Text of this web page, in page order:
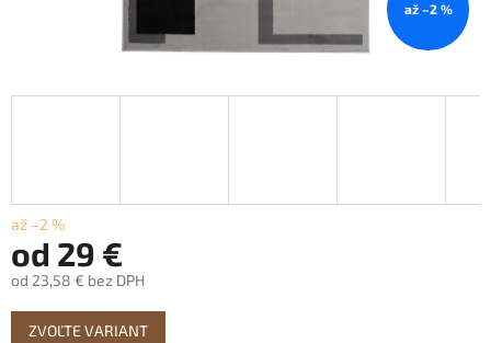
až –2 %
až –2 %
od 29 €
od 23,58 € bez DPH
Jednotková
cena:
ZVOĽTE VARIANT